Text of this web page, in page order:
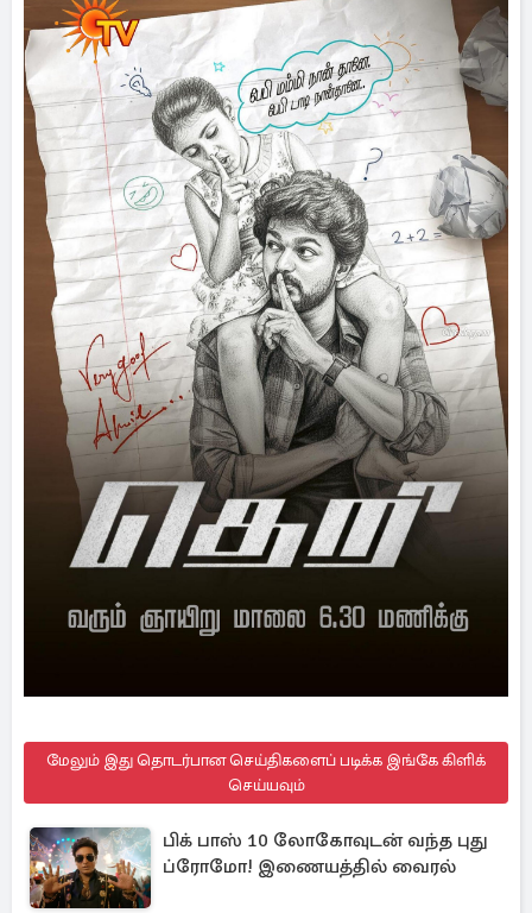
மேலும் இது தொடர்பான செய்திகளைப் படிக்க இங்கே கிளிக்
செய்யவும்
பிக் பாஸ் 10 லோகோவுடன் வந்த புது
ப்ரோமோ! இணையத்தில் வைரல்